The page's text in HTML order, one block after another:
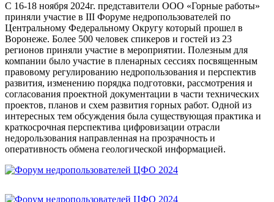
С 16-18 ноября 2024г. представители ООО «Горные работы»
приняли участие в III Форуме недропользователей по
Центральному Федеральному Округу который прошел в
Воронеже. Более 500 человек спикеров и гостей из 23
регионов приняли участие в мероприятии. Полезным для
компании было участие в пленарных сессиях посвященным
правовому регулированию недропользования и перспектив
развития, изменению порядка подготовки, рассмотрения и
согласования проектной документации в части технических
проектов, планов и схем развития горных работ. Одной из
интересных тем обсуждения была существующая практика и
краткосрочная перспектива цифровизации отрасли
недорользования направленная на прозрачность и
оперативность обмена геологической информацией.